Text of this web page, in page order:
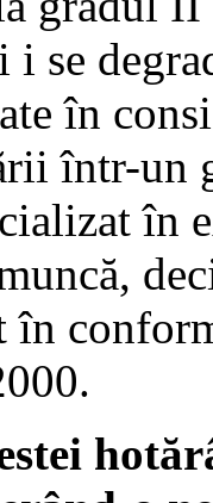
i se
în
într-un
în
în